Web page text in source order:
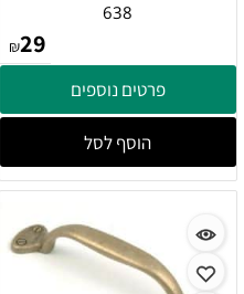
638
₪29
פרטים נוספים
הוסף לסל